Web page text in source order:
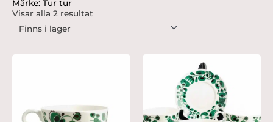
Märke: Tur tur
Visar alla 2 resultat